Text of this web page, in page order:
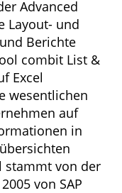
Advanced
Layout- und
Berichte
combit List &
Excel
wesentlichen
auf
in
stammt von der
von SAP